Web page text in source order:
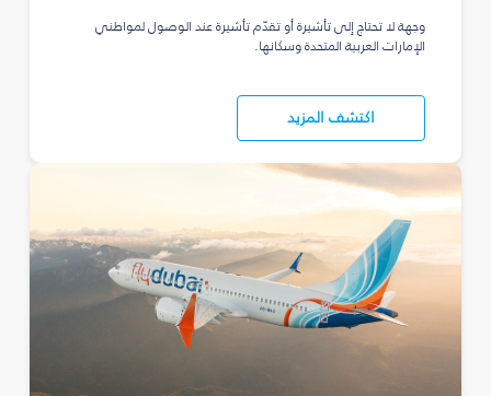
وجهة لا تحتاج إلى تأشيرة أو تقدّم تأشيرة عند الوصول لمواطني
الإمارات العربية المتحدة وسكانها.
اكتشف المزيد